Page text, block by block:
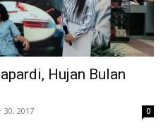
Hujan Bulan
2017 0